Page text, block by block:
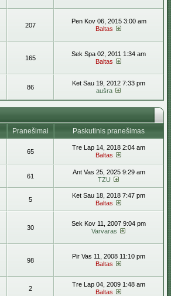
207
Pen Kov 06, 2015 3:00 am
Baltas
165
Sek Spa 02, 2011 1:34 am
Baltas
86
Ket Sau 19, 2012 7:33 pm
aušra
Pranešimai
Paskutinis pranešimas
65
Tre Lap 14, 2018 2:04 am
Baltas
61
Ant Vas 25, 2025 9:29 am
TZU
5
Ket Sau 18, 2018 7:47 pm
Baltas
30
Sek Kov 11, 2007 9:04 pm
Varvaras
98
Pir Vas 11, 2008 11:10 pm
Baltas
2
Tre Lap 04, 2009 1:48 am
Baltas